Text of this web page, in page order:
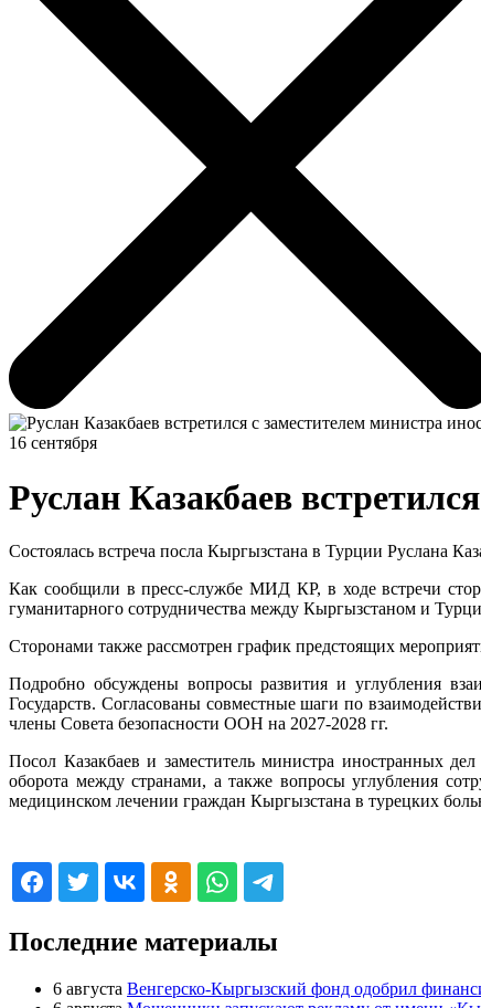
16 сентября
Руслан Казакбаев
Состоялась встреча посла Кыргызстана в Турции Руслана
Как сообщили в пресс-службе МИД КР, в ходе встречи
гуманитарного сотрудничества между Кыргызстаном и
Сторонами также рассмотрен график предстоящих
Подробно обсуждены вопросы развития и углубления
Государств. Согласованы совместные шаги по
члены Совета безопасности ООН на 2027-2028 гг.
Посол Казакбаев и заместитель министра иностранных
оборота между странами, а также вопросы углубления
медицинском лечении граждан Кыргызстана в турецких
Последние материалы
6 августа Венгерско-Кыргызский фонд одобрил